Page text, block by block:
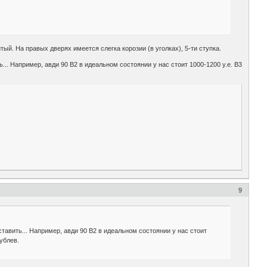
На правых дверях имеется слегка корозии (в уголках), 5-ти ступка.
Например, авди 90 B2 в идеальном состоянии у нас стоит 1000-1200 у.е. В3
9
Например, авди 90 B2 в идеальном состоянии у нас стоит